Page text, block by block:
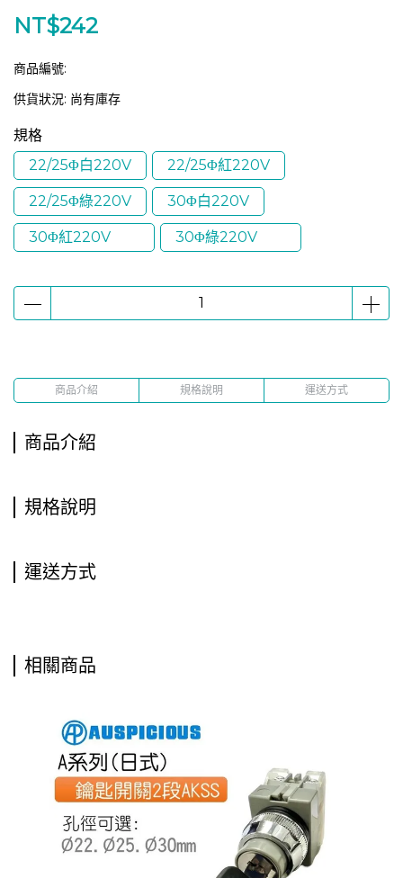
NT$242
商品編號:
供貨狀況: 尚有庫存
規格
22/25Φ白220V
22/25Φ紅220V
22/25Φ綠220V 30Φ白220V
30Φ紅220V 30Φ綠220V
商品介紹 規格說明 運送方式
商品介紹
規格說明
運送方式
相關商品